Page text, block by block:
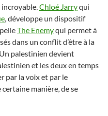
incroyable.Chloé Jarryqui
, développe un dispositif
The Enemyqui permet à
dans un conflit d’être à la
Un palestinien devient
et les deux en temps
par la voix et par le
manière, de se